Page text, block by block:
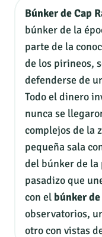
Búnker de Cap
búnker de la
parte de la
de los pirineos,
defenderse de
Todo el dinero
nunca se
complejos de la
pequeña sala
del búnker de la
pasadizo que
con el búnker de
observatorios,
otro con vistas